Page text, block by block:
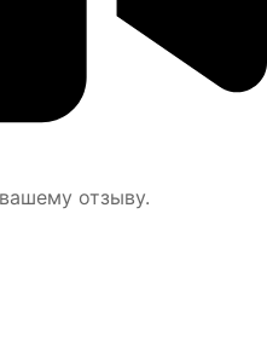
отзыву.